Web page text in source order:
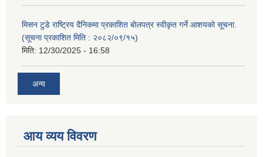
मिसन टुडे राष्ट्रिय दैनिकमा प्रकाशित बोलपत्र स्वीकृत गर्ने आशयको सूचना.
(सूचना प्रकाशित मिति : २०८२/०९/१५)
मिति: 12/30/2025 - 16:58
अन्य
आय व्यय विवरण